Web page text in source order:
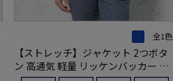
全1色
【ストレッチ】ジャケット 2つボタ
ン 高通気 軽量 リッケンバッカー 春